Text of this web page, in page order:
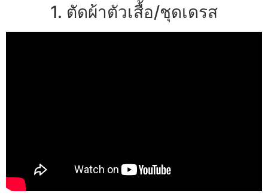
1. ตัดผ้าตัวเสื้อ/ชุดเดรส